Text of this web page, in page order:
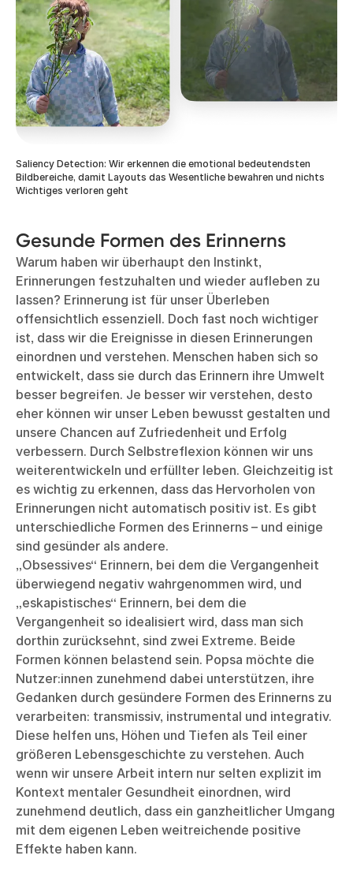
Saliency Detection: Wir erkennen die emotional bedeutendsten
Bildbereiche, damit Layouts das Wesentliche bewahren und nichts
Wichtiges verloren geht
Gesunde Formen des Erinnerns
Warum haben wir überhaupt den Instinkt,
Erinnerungen festzuhalten und wieder aufleben zu
lassen? Erinnerung ist für unser Überleben
offensichtlich essenziell. Doch fast noch wichtiger
ist, dass wir die Ereignisse in diesen Erinnerungen
einordnen und verstehen. Menschen haben sich so
entwickelt, dass sie durch das Erinnern ihre Umwelt
besser begreifen. Je besser wir verstehen, desto
eher können wir unser Leben bewusst gestalten und
unsere Chancen auf Zufriedenheit und Erfolg
verbessern. Durch Selbstreflexion können wir uns
weiterentwickeln und erfüllter leben. Gleichzeitig ist
es wichtig zu erkennen, dass das Hervorholen von
Erinnerungen nicht automatisch positiv ist. Es gibt
unterschiedliche Formen des Erinnerns – und einige
sind gesünder als andere.
„Obsessives“ Erinnern, bei dem die Vergangenheit
überwiegend negativ wahrgenommen wird, und
„eskapistisches“ Erinnern, bei dem die
Vergangenheit so idealisiert wird, dass man sich
dorthin zurücksehnt, sind zwei Extreme. Beide
Formen können belastend sein. Popsa möchte die
Nutzer:innen zunehmend dabei unterstützen, ihre
Gedanken durch gesündere Formen des Erinnerns zu
verarbeiten: transmissiv, instrumental und integrativ.
Diese helfen uns, Höhen und Tiefen als Teil einer
größeren Lebensgeschichte zu verstehen. Auch
wenn wir unsere Arbeit intern nur selten explizit im
Kontext mentaler Gesundheit einordnen, wird
zunehmend deutlich, dass ein ganzheitlicher Umgang
mit dem eigenen Leben weitreichende positive
Effekte haben kann.